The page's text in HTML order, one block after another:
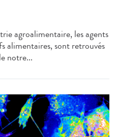
agroalimentaire, les agents
alimentaires, sont retrouvés
notre...